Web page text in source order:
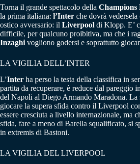
Torna il grande spettacolo della Champions
la prima italiana: l’Inter che dovrà
ostico avversario: il Liverpool di Klopp. E’
difficile, per qualcuno proibitiva, ma che i
Inzaghi vogliono godersi e soprattutto
LA VIGILIA DELL’INTER
L’Inter ha perso la testa della classifica in
partita da recuperare, è reduce dal pareggio
del Napoli al Diego Armando Maradona. La
giocare la supera sfida contro il Liverpool
essere cresciuta a livello internazionale, ma
sfida, fare a meno di Barella squalificato, si
in extremis di Bastoni.
LA VIGILIA DEL LIVERPOOL